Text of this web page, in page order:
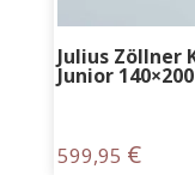
Julius Zöllner
Junior
599,95 €